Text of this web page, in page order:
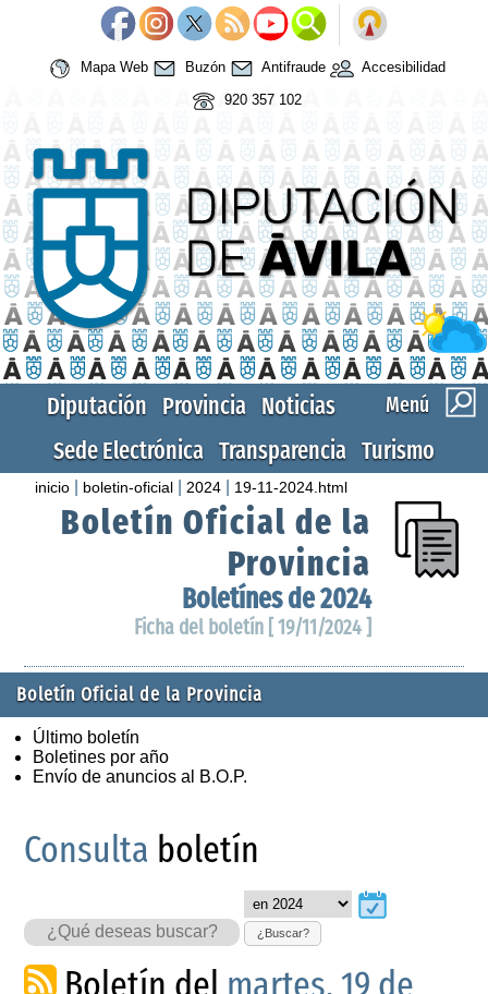
Mapa Web Buzón Antifraude
Accesibilidad
920 357 102
Menú
Diputación Provincia Noticias
Sede Electrónica Transparencia Turismo
inicio boletin-oficial 2024 19-11-2024.html
Boletín Oficial de la
Provincia
Boletínes de 2024
Ficha del boletín [ 19/11/2024 ]
Boletín Oficial de la Provincia
Último boletín
Boletines por año
Envío de anuncios al B.O.P.
Consulta boletín
¿Buscar?